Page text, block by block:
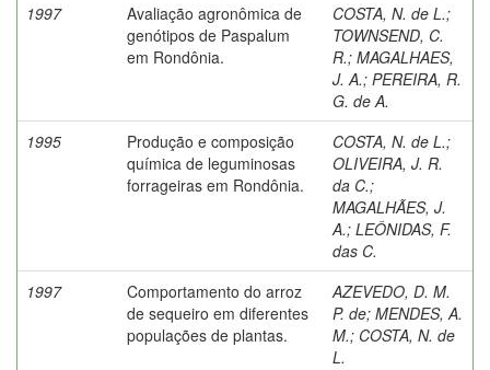
1997
Avaliação agronômica de
genótipos de Paspalum
em Rondônia.
COSTA, N. de L.;
TOWNSEND, C.
R.; MAGALHAES,
J. A.; PEREIRA, R.
G. de A.
1995
Produção e composição
química de leguminosas
forrageiras em Rondônia.
COSTA, N. de L.;
OLIVEIRA, J. R.
da C.;
MAGALHÃES, J.
A.; LEÔNIDAS, F.
das C.
1997
Comportamento do arroz
de sequeiro em diferentes
populações de plantas.
AZEVEDO, D. M.
P. de; MENDES, A.
M.; COSTA, N. de
L.